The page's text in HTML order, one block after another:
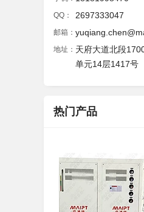
QQ： 2697333047
邮箱：
地址： 天府大道北段
单元14层1417号
热门产品